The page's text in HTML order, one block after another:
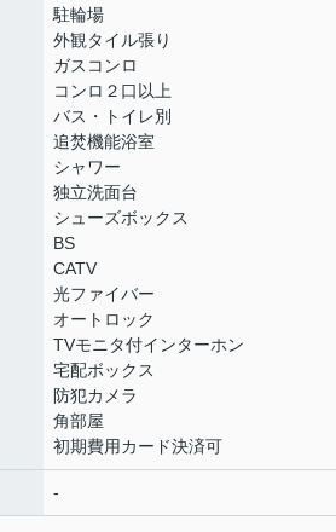
駐輪場
外観タイル張り
ガスコンロ
コンロ２口以上
バス・トイレ別
追焚機能浴室
シャワー
独立洗面台
シューズボックス
BS
CATV
光ファイバー
オートロック
TVモニタ付インターホン
宅配ボックス
防犯カメラ
角部屋
初期費用カード決済可
-